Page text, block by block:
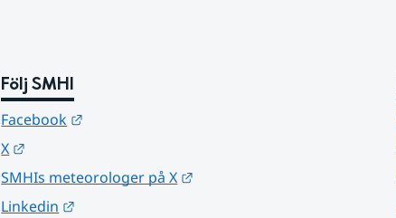
Följ SMHI
Facebook
X
SMHIs meteorologer på X
Linkedin